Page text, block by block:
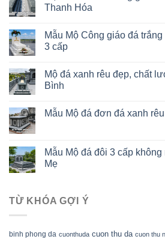
Thanh Hóa
Mẫu Mộ Công giáo đá
3 cấp
Mộ đá xanh rêu đẹp, chất
Bình
Mẫu Mộ đá đơn đá xanh
Mẫu Mộ đá đôi 3 cấp
Mẹ
TỪ KHÓA GỢI Ý
binh phong da cuonthuda cuon thu da cuon thu